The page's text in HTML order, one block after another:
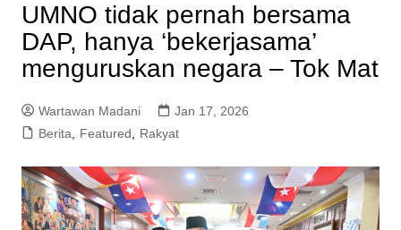
UMNO tidak pernah bersama
DAP, hanya ‘bekerjasama’
menguruskan negara – Tok Mat
Wartawan Madani
Jan 17, 2026
Berita, Featured, Rakyat